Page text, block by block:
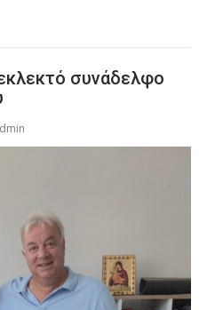
συνάδελφο